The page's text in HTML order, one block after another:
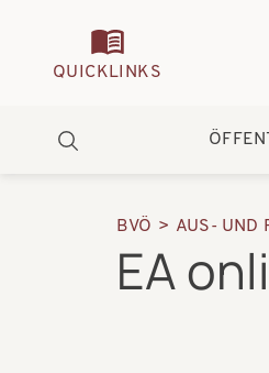
Quickmenu
QUICKLINKS
Suche
BVÖ AUS- UND
EA